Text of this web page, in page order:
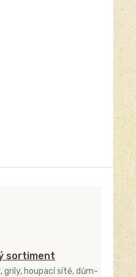
sortiment
grily, houpací sítě, dům-